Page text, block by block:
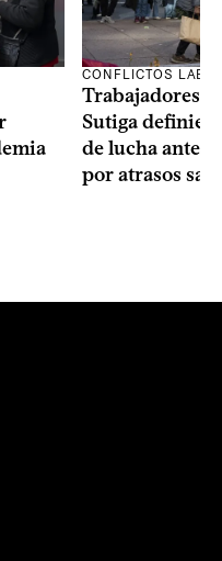
CONFLICTOS
Trabajadores
Sutiga
de lucha ante
por atrasos